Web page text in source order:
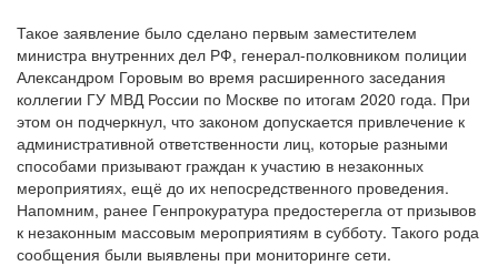
Такое заявление было сделано первым заместителем
министра внутренних дел РФ, генерал-полковником полиции
Александром Горовым во время расширенного заседания
коллегии ГУ МВД России по Москве по итогам 2020 года. При
этом он подчеркнул, что законом допускается привлечение к
административной ответственности лиц, которые разными
способами призывают граждан к участию в незаконных
мероприятиях, ещё до их непосредственного проведения.
Напомним, ранее Генпрокуратура предостерегла от призывов
к незаконным массовым мероприятиям в субботу. Такого рода
сообщения были выявлены при мониторинге сети.